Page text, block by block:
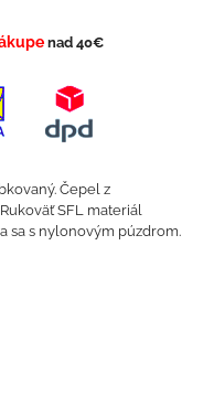
nad 40€
Čepel z
SFL materiál
sa s nylonovým púzdrom.